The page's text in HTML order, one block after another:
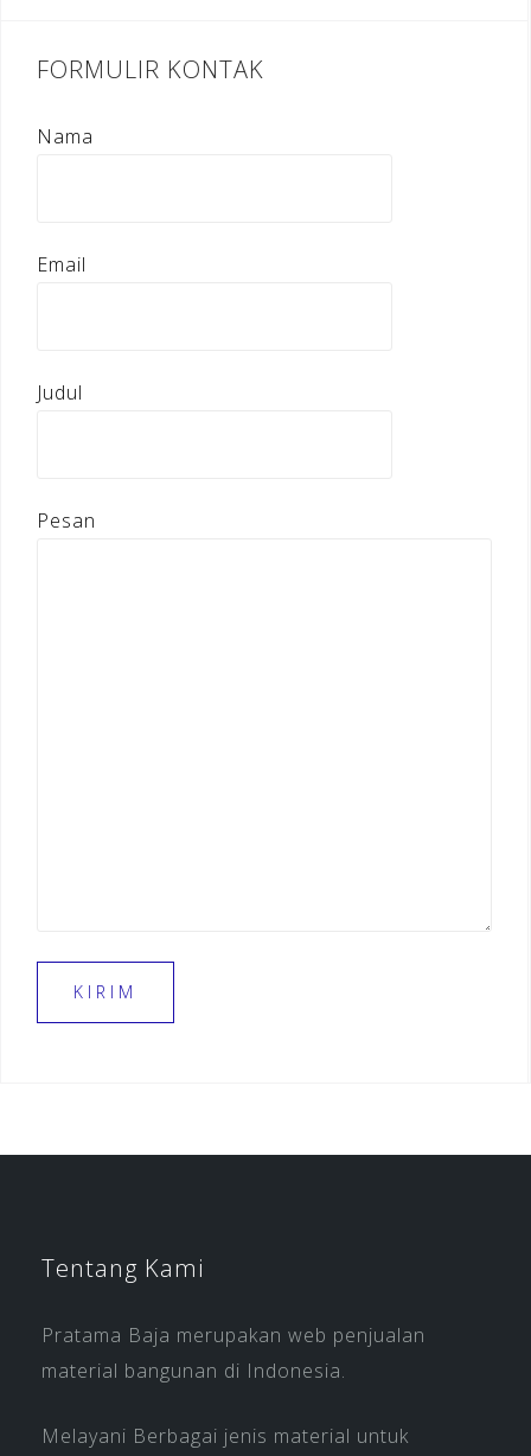
FORMULIR KONTAK
Nama
Email
Judul
Pesan
Tentang Kami
Pratama Baja merupakan web penjualan
material bangunan di Indonesia.
Melayani Berbagai jenis material untuk